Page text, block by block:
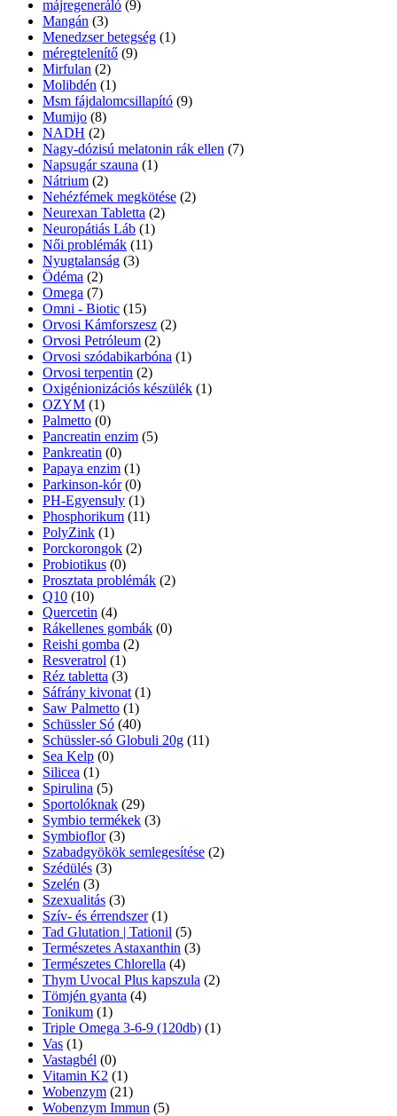
májregeneráló (9)
Mangán (3)
Menedzser betegség (1)
méregtelenítő (9)
Mirfulan (2)
Molibdén (1)
Msm fájdalomcsillapító (9)
Mumijo (8)
NADH (2)
Nagy-dózisú melatonin rák ellen (7)
Napsugár szauna (1)
Nátrium (2)
Nehézfémek megkötése (2)
Neurexan Tabletta (2)
Neuropátiás Láb (1)
Női problémák (11)
Nyugtalanság (3)
Ödéma (2)
Omega (7)
Omni - Biotic (15)
Orvosi Kámforszesz (2)
Orvosi Petróleum (2)
Orvosi szódabikarbóna (1)
Orvosi terpentin (2)
Oxigénionizációs készülék (1)
OZYM (1)
Palmetto (0)
Pancreatin enzim (5)
Pankreatin (0)
Papaya enzim (1)
Parkinson-kór (0)
PH-Egyensuly (1)
Phosphorikum (11)
PolyZink (1)
Porckorongok (2)
Probiotikus (0)
Prosztata problémák (2)
Q10 (10)
Quercetin (4)
Rákellenes gombák (0)
Reishi gomba (2)
Resveratrol (1)
Réz tabletta (3)
Sáfrány kivonat (1)
Saw Palmetto (1)
Schüssler Só (40)
Schüssler-só Globuli 20g (11)
Sea Kelp (0)
Silicea (1)
Spirulina (5)
Sportolóknak (29)
Symbio termékek (3)
Symbioflor (3)
Szabadgyökök semlegesítése (2)
Szédülés (3)
Szelén (3)
Szexualitás (3)
Szív- és érrendszer (1)
Tad Glutation | Tationil (5)
Természetes Astaxanthin (3)
Természetes Chlorella (4)
Thym Uvocal Plus kapszula (2)
Tömjén gyanta (4)
Tonikum (1)
Triple Omega 3-6-9 (120db) (1)
Vas (1)
Vastagbél (0)
Vitamin K2 (1)
Wobenzym (21)
Wobenzym Immun (5)